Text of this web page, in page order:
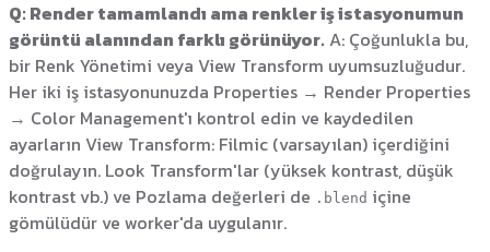
Q: Render tamamlandı ama renkler iş istasyonumun
görüntü alanından farklı görünüyor. A: Çoğunlukla bu,
bir Renk Yönetimi veya View Transform uyumsuzluğudur.
Her iki iş istasyonunuzda Properties → Render Properties
→ Color Management'ı kontrol edin ve kaydedilen
ayarların View Transform: Filmic (varsayılan) içerdiğini
doğrulayın. Look Transform'lar (yüksek kontrast, düşük
kontrast vb.) ve Pozlama değerleri de .blend içine
gömülüdür ve worker'da uygulanır.